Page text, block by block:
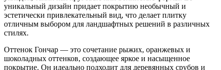
уникальный дизайн придает покрытию необычный и
эстетически привлекательный вид, что делает плитку
отличным выбором для ландшафтных решений в различных
стилях.
Оттенок Гончар — это сочетание рыжих, оранжевых и
шоколадных оттенков, создающее яркое и насыщенное
покрытие. Он идеально подходит для деревянных срубов и